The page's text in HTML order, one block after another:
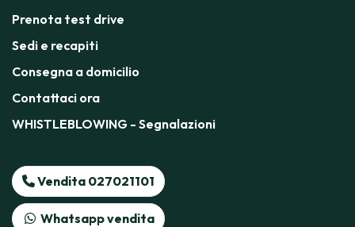
Prenota test drive
Sedi e recapiti
Consegna a domicilio
Contattaci ora
WHISTLEBLOWING - Segnalazioni
Vendita 027021101
Whatsapp vendita